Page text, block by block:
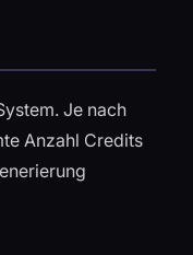
Je nach
Anzahl Credits